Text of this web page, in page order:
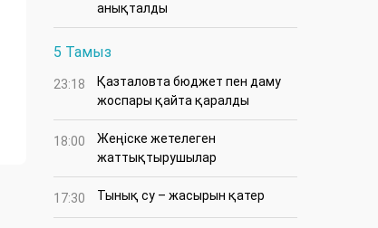
анықталды
5 Тамыз
23:18
Қазталовта бюджет пен даму
жоспары қайта қаралды
18:00
Жеңіске жетелеген
жаттықтырушылар
17:30 Тынық су – жасырын қатер